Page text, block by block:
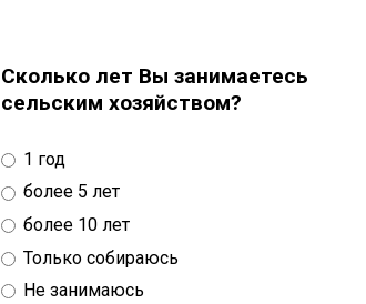
Сколько лет Вы занимаетесь
сельским хозяйством?
1 год
более 5 лет
более 10 лет
Только собираюсь
Не занимаюсь